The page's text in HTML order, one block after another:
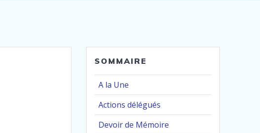
SOMMAIRE
A la Une
Actions délégués
Devoir de Mémoire